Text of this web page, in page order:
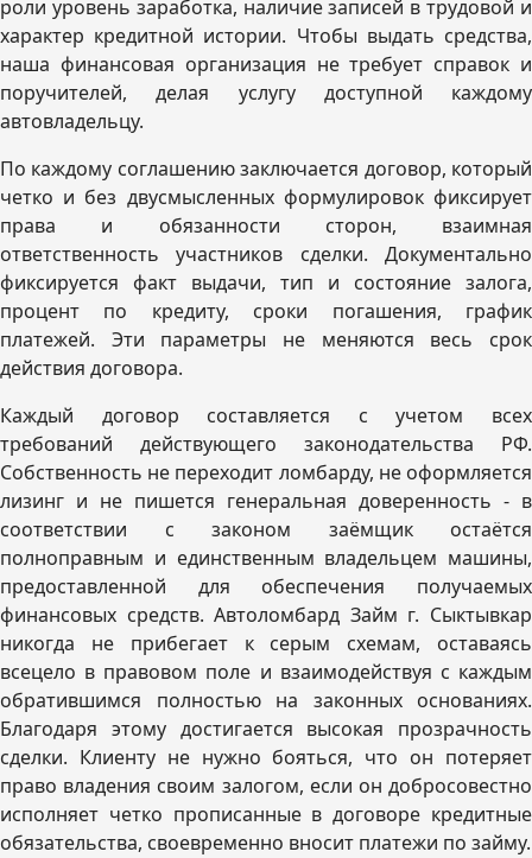
роли уровень заработка, наличие записей в трудовой и
характер кредитной истории. Чтобы выдать средства,
наша финансовая организация не требует справок и
поручителей, делая услугу доступной каждому
автовладельцу.
По каждому соглашению заключается договор, который
четко и без двусмысленных формулировок фиксирует
права и обязанности сторон, взаимная
ответственность участников сделки. Документально
фиксируется факт выдачи, тип и состояние залога,
процент по кредиту, сроки погашения, график
платежей. Эти параметры не меняются весь срок
действия договора.
Каждый договор составляется с учетом всех
требований действующего законодательства РФ.
Собственность не переходит ломбарду, не оформляется
лизинг и не пишется генеральная доверенность - в
соответствии с законом заёмщик остаётся
полноправным и единственным владельцем машины,
предоставленной для обеспечения получаемых
финансовых средств. Автоломбард Займ г. Сыктывкар
никогда не прибегает к серым схемам, оставаясь
всецело в правовом поле и взаимодействуя с каждым
обратившимся полностью на законных основаниях.
Благодаря этому достигается высокая прозрачность
сделки. Клиенту не нужно бояться, что он потеряет
право владения своим залогом, если он добросовестно
исполняет четко прописанные в договоре кредитные
обязательства, своевременно вносит платежи по займу.